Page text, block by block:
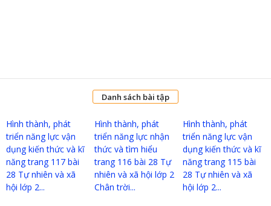
Danh sách bài tập
Hình thành, phát
triển năng lực vận
dụng kiến thức và kĩ
năng trang 117 bài
28 Tự nhiên và xã
hội lớp 2...
Hình thành, phát
triển năng lực nhận
thức và tìm hiểu
trang 116 bài 28 Tự
nhiên và xã hội lớp 2
Chân trời...
Hình thành, phát
triển năng lực vận
dụng kiến thức và kĩ
năng trang 115 bài
28 Tự nhiên và xã
hội lớp 2...